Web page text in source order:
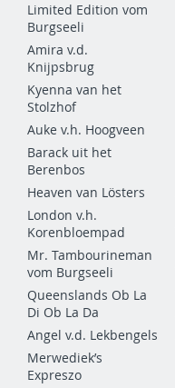
Limited Edition vom
Burgseeli
Amira v.d.
Knijpsbrug
Kyenna van het
Stolzhof
Auke v.h. Hoogveen
Barack uit het
Berenbos
Heaven van Lösters
London v.h.
Korenbloempad
Mr. Tambourineman
vom Burgseeli
Queenslands Ob La
Di Ob La Da
Angel v.d. Lekbengels
Merwediek’s
Expreszo